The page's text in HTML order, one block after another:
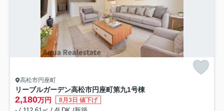
高松市円座町
リーブルガーデン高松市円座町第九1号棟
2,180万円 8月3日 値下げ